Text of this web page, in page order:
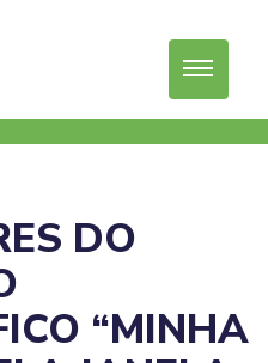
DO
“MINHA